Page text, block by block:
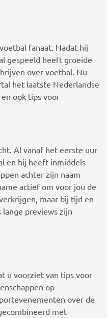
fanaat. Nadat hij
gespeeld heeft groeide
over voetbal. Nu
het laatste Nederlandse
ook tips voor
Al vanaf het eerste uur
en hij heeft inmiddels
achter zijn naam
actief om voor jou de
maar bij tijd en
previews zijn
u voorziet van tips voor
op
over de
met